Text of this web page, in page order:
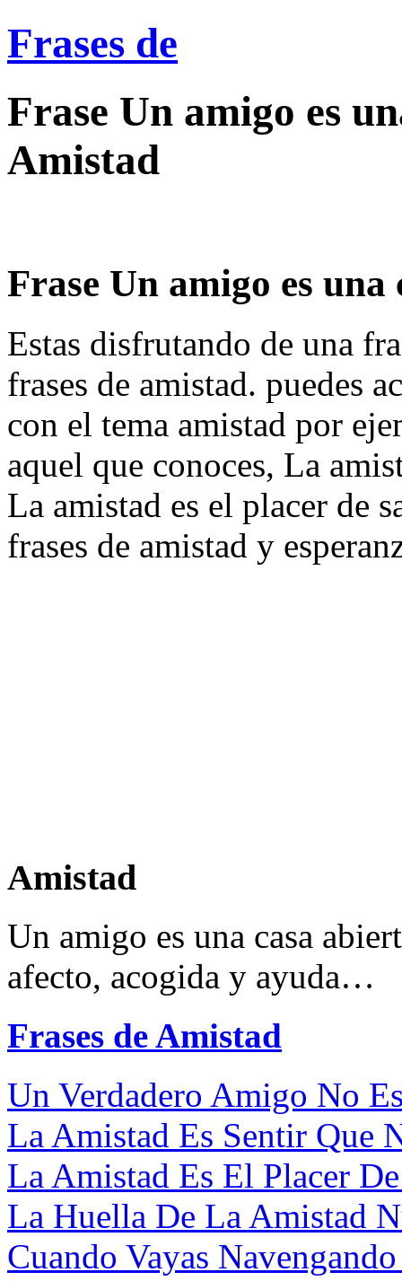
Frases de
Frase Un amigo es
Amistad
Frase Un amigo es
Estas disfrutando de una
frases de amistad. puedes
con el tema amistad por
aquel que conoces, La
La amistad es el placer de
frases de amistad y
Amistad
Un amigo es una casa
afecto, acogida y ayuda…
Frases de Amistad
Un Verdadero Amigo No
La Amistad Es Sentir Que
La Amistad Es El Placer
La Huella De La Amistad
Cuando Vayas